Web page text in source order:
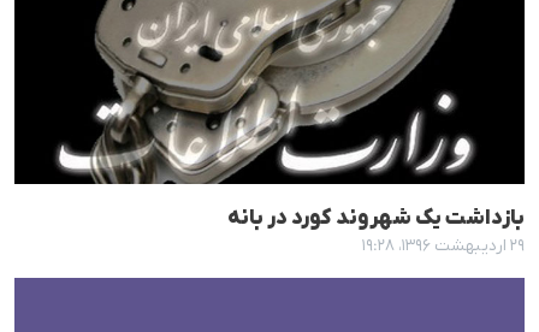
بازداشت یک شهروند کورد در بانە
۲۹ اردیبهشت ۱۳۹۶، ۱۹:۲۸